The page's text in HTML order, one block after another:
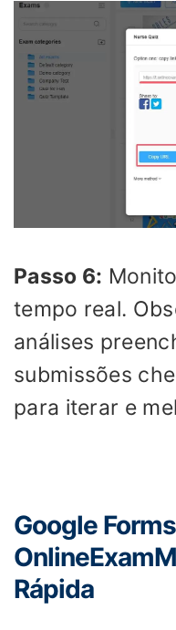
Passo 6:
tempo real.
análises
submissões
para iterar e
Google
Rápida